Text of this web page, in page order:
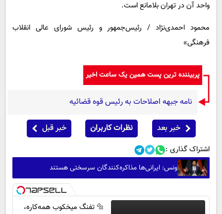
واحد آن در تهران بلامانع است.
محمود احمدی‌نژاد / رئیس‌جمهور و رئیس شورای عالی انقلاب
فرهنگی»
پربیننده ترین پست همین یک ساعت اخیر
نامه جبهه اصلاحات به رئیس قوه قضائیه
خبر بعد نظرات کاربران خبر قبل
اشتراک گذاری :
ونس: ایرانی‌ها مذاکره‌کنندگان سرسختی هستند
🔩 تفنگ میخکوب همه‌کاره،